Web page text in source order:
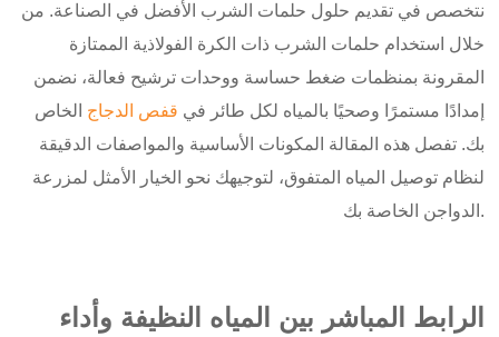
نتخصص في تقديم حلول حلمات الشرب الأفضل في الصناعة. من
خلال استخدام حلمات الشرب ذات الكرة الفولاذية الممتازة
المقرونة بمنظمات ضغط حساسة ووحدات ترشيح فعالة، نضمن
إمدادًا مستمرًا وصحيًا بالمياه لكل طائر في قفص الدجاج الخاص
بك. تفصل هذه المقالة المكونات الأساسية والمواصفات الدقيقة
لنظام توصيل المياه المتفوق، لتوجيهك نحو الخيار الأمثل لمزرعة
الدواجن الخاصة بك.
الرابط المباشر بين المياه النظيفة وأداء